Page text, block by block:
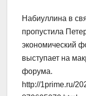
Набиуллина в
пропустила
экономический
выступает на
форума.
http://1prime.ru/